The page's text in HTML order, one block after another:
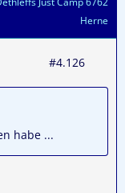
Herne
#4.126
habe ...